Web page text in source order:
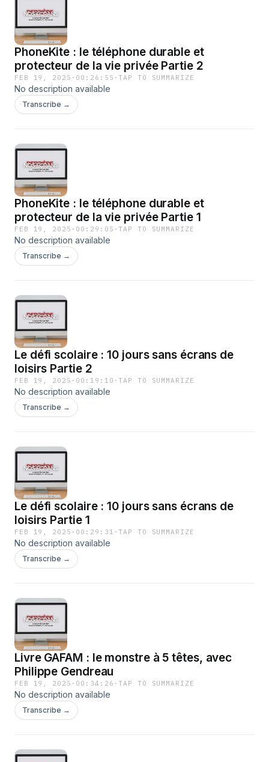
PhoneKite : le téléphone durable et
protecteur de la vie privée Partie 2
FEB 19, 2025 · 00:26:55 ·TAP TO SUMMARIZE
No description available
Transcribe →
PhoneKite : le téléphone durable et
protecteur de la vie privée Partie 1
FEB 19, 2025 · 00:29:05 ·TAP TO SUMMARIZE
No description available
Transcribe →
Le défi scolaire : 10 jours sans écrans de
loisirs Partie 2
FEB 19, 2025 · 00:19:10 ·TAP TO SUMMARIZE
No description available
Transcribe →
Le défi scolaire : 10 jours sans écrans de
loisirs Partie 1
FEB 19, 2025 · 00:29:31 ·TAP TO SUMMARIZE
No description available
Transcribe →
Livre GAFAM : le monstre à 5 têtes, avec
Philippe Gendreau
FEB 19, 2025 · 00:34:26 ·TAP TO SUMMARIZE
No description available
Transcribe →